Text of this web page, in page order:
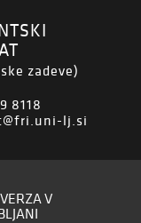
zadeve)
8118
lj.si
V